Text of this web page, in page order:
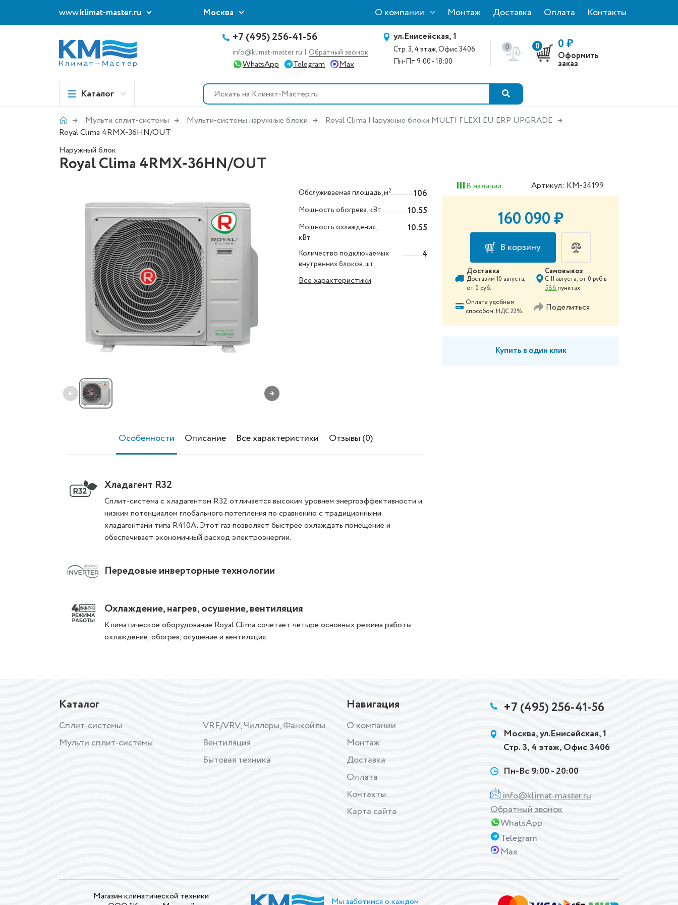
www.klimat-master.ru Москва О компании Монтаж Доставка Оплата Контакты
+7 (495) 256-41-56
info@klimat-master.ru | Обратный звонок
WhatsApp Telegram Max
ул.Енисейская, 1
Стр. 3, 4 этаж, Офис 3406
Пн-Пт 9:00 - 18:00
0 0 0 ₽
Оформить
заказ
Каталог
Мульти сплит-системы Мульти-системы наружные блоки
Royal Clima Наружные блоки MULTI FLEXI EU ERP UPGRADE
Royal Clima 4RMX-36HN/OUT
Наружный блок
Royal Clima 4RMX-36HN/OUT
← →
Обслуживаемая площадь, м2 106
Мощность обогрева, кВт 10.55
Мощность охлаждения,
кВт
10.55
Количество подключаемых
внутренних блоков, шт
4
Все характеристики
В наличии Артикул: КМ-34199
160 090 ₽
В корзину
Доставка
Доставим 10 августа,
от 0 руб.
Самовывоз
С11 августа, от 0 руб в
586 пунктах.
Оплата удобным
способом, НДС 22%.
Поделиться
Купить в один клик
Особенности Описание Все характеристики Отзывы (0)
Хладагент R32
Сплит-система с хладагентом R32 отличается высоким уровнем энергоэффективности и
низким потенциалом глобального потепления по сравнению с традиционными
хладагентами типа R410A. Этот газ позволяет быстрее охлаждать помещение и
обеспечивает экономичный расход электроэнергии.
Передовые инверторные технологии
Охлаждение, нагрев, осушение, вентиляция
Климатическое оборудование Royal Clima сочетает четыре основных режима работы:
охлаждение, обогрев, осушение и вентиляция.
Каталог
Сплит-системы
Мульти сплит-системы
VRF/VRV, Чиллеры, Фанкойлы
Вентиляция
Бытовая техника
Навигация
О компании
Монтаж
Доставка
Оплата
Контакты
Карта сайта
+7 (495) 256-41-56
Москва, ул.Енисейская, 1
Стр. 3, 4 этаж, Офис 3406
Пн-Вс 9:00 - 20:00
info@klimat-master.ru
Обратный звонок
WhatsApp
Telegram
Max
Магазин климатической техники
Мы заботимся о каждом